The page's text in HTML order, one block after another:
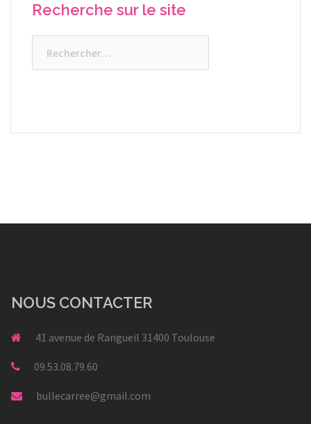
Recherche sur le site
NOUS CONTACTER
41 avenue de Rangueil 31400 Toulouse
09.53.08.79.60
bullecarree@gmail.com